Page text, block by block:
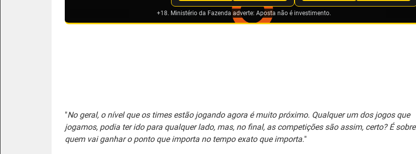
+18. Ministério da Fazenda adverte: Aposta não é investimento.
"No geral, o nível que os times estão jogando agora é muito próximo. Qualquer um dos jogos que
jogamos, podia ter ido para qualquer lado, mas, no final, as competições são assim, certo? É sobre
quem vai ganhar o ponto que importa no tempo exato que importa."